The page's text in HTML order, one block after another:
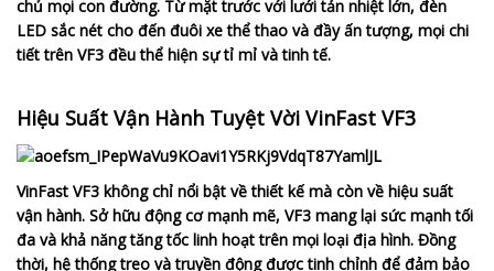
chủ mọi con đường. Từ mặt trước với lưới tản nhiệt lớn, đèn
LED sắc nét cho đến đuôi xe thể thao và đầy ấn tượng, mọi chi
tiết trên VF3 đều thể hiện sự tỉ mỉ và tinh tế.
Hiệu Suất Vận Hành Tuyệt Vời VinFast VF3
VinFast VF3 không chỉ nổi bật về thiết kế mà còn về hiệu suất
vận hành. Sở hữu động cơ mạnh mẽ, VF3 mang lại sức mạnh tối
đa và khả năng tăng tốc linh hoạt trên mọi loại địa hình. Đồng
thời, hệ thống treo và truyền động được tinh chỉnh để đảm bảo